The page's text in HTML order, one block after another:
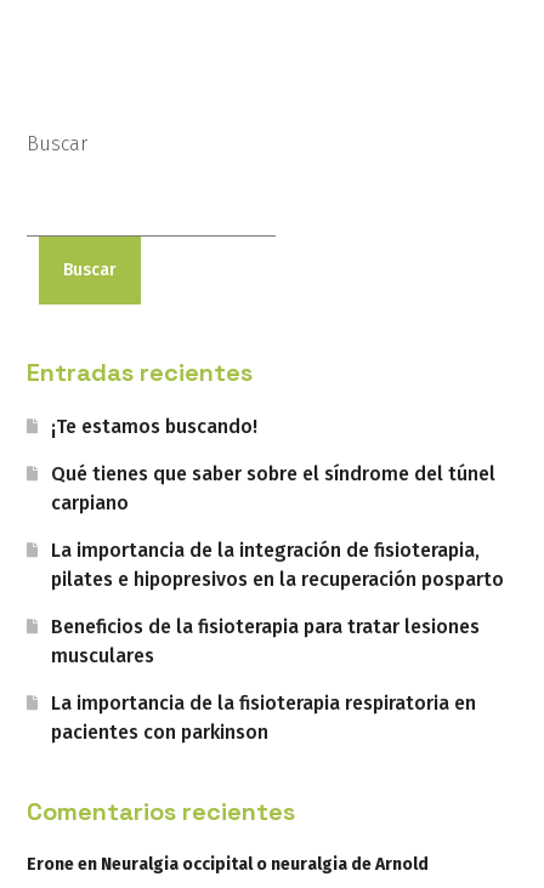
Buscar
Buscar
Entradas recientes
¡Te estamos buscando!
Qué tienes que saber sobre el síndrome del túnel
carpiano
La importancia de la integración de fisioterapia,
pilates e hipopresivos en la recuperación posparto
Beneficios de la fisioterapia para tratar lesiones
musculares
La importancia de la fisioterapia respiratoria en
pacientes con parkinson
Comentarios recientes
Eroneen Neuralgia occipital o neuralgia de Arnold